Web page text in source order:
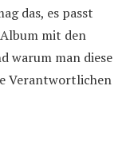
das, es passt
mit den
warum man diese
Verantwortlichen